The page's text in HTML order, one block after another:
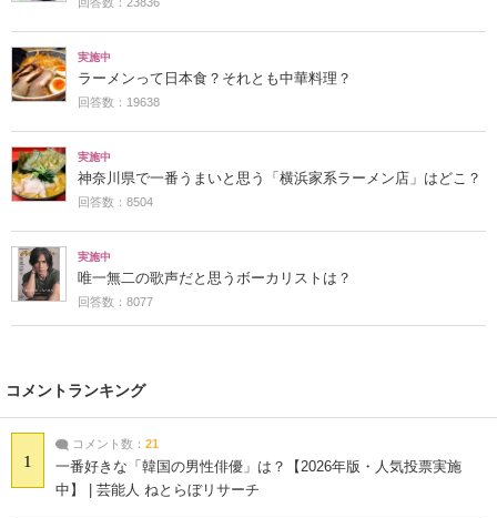
実施中
ラーメンって日本食？それとも中華料理？
回答数：19638
実施中
神奈川県で一番うまいと思う「横浜家系ラーメン店」はどこ？
回答数：8504
実施中
唯一無二の歌声だと思うボーカリストは？
回答数：8077
コメントランキング
1
コメント数： 21
一番好きな「韓国の男性俳優」は？【2026年版・人気投票実施
中】 | 芸能人 ねとらぼリサーチ